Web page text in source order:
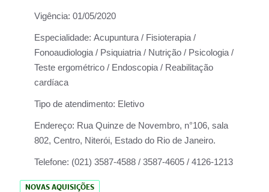
Vigência: 01/05/2020
Especialidade: Acupuntura / Fisioterapia /
Fonoaudiologia / Psiquiatria / Nutrição / Psicologia /
Teste ergométrico / Endoscopia / Reabilitação
cardíaca
Tipo de atendimento: Eletivo
Endereço: Rua Quinze de Novembro, n°106, sala
802, Centro, Niterói, Estado do Rio de Janeiro.
Telefone: (021) 3587-4588 / 3587-4605 / 4126-1213
NOVAS AQUISIÇÕES